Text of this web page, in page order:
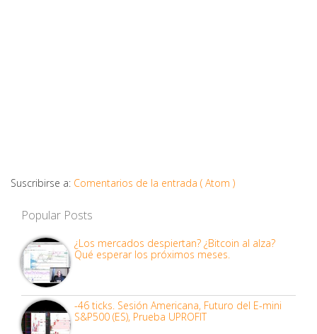
Suscribirse a: Comentarios de la entrada ( Atom )
Popular Posts
¿Los mercados despiertan? ¿Bitcoin al alza?
Qué esperar los próximos meses.
-46 ticks. Sesión Americana, Futuro del E-mini
S&P500 (ES), Prueba UPROFIT